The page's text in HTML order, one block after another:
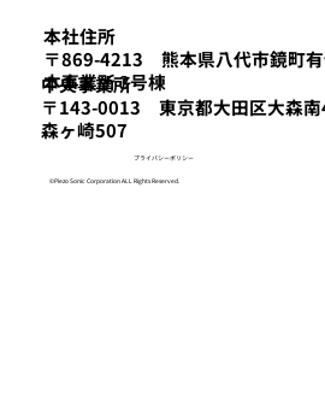
本社住所
〒869-4213 熊本県八代市鏡町
本事業所 3号棟
​中央事業所
〒143-0013 東京都大田区大森南
森ヶ崎507
プライバシーポリシー
©Piezo Sonic Corporation ALL Rights Reserved.